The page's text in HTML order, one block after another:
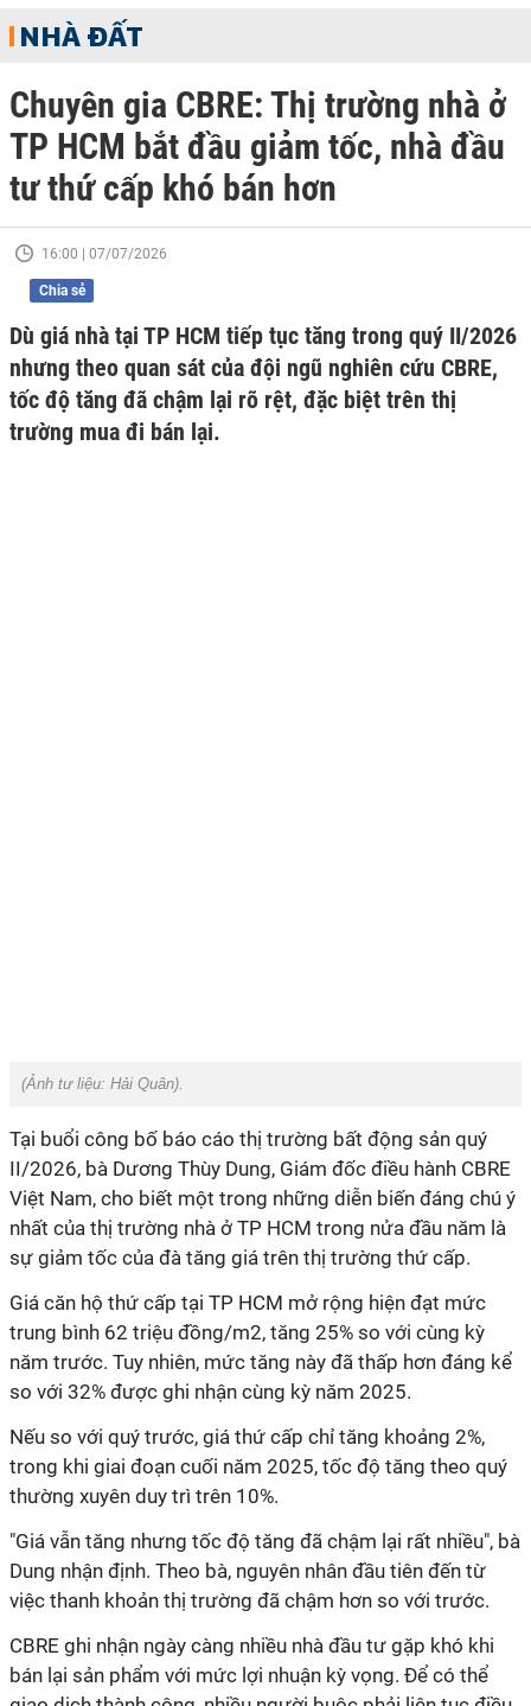
NHÀ ĐẤT
Chuyên gia CBRE: Thị trường nhà ở
TP HCM bắt đầu giảm tốc, nhà đầu
tư thứ cấp khó bán hơn
16:00 | 07/07/2026
Chia sẻ
Dù giá nhà tại TP HCM tiếp tục tăng trong quý II/2026
nhưng theo quan sát của đội ngũ nghiên cứu CBRE,
tốc độ tăng đã chậm lại rõ rệt, đặc biệt trên thị
trường mua đi bán lại.
(Ảnh tư liệu: Hải Quân).
Tại buổi công bố báo cáo thị trường bất động sản quý
II/2026, bà Dương Thùy Dung, Giám đốc điều hành CBRE
Việt Nam, cho biết một trong những diễn biến đáng chú ý
nhất của thị trường nhà ở TP HCM trong nửa đầu năm là
sự giảm tốc của đà tăng giá trên thị trường thứ cấp.
Giá căn hộ thứ cấp tại TP HCM mở rộng hiện đạt mức
trung bình 62 triệu đồng/m2, tăng 25% so với cùng kỳ
năm trước. Tuy nhiên, mức tăng này đã thấp hơn đáng kể
so với 32% được ghi nhận cùng kỳ năm 2025.
Nếu so với quý trước, giá thứ cấp chỉ tăng khoảng 2%,
trong khi giai đoạn cuối năm 2025, tốc độ tăng theo quý
thường xuyên duy trì trên 10%.
"Giá vẫn tăng nhưng tốc độ tăng đã chậm lại rất nhiều", bà
Dung nhận định. Theo bà, nguyên nhân đầu tiên đến từ
việc thanh khoản thị trường đã chậm hơn so với trước.
CBRE ghi nhận ngày càng nhiều nhà đầu tư gặp khó khi
bán lại sản phẩm với mức lợi nhuận kỳ vọng. Để có thể